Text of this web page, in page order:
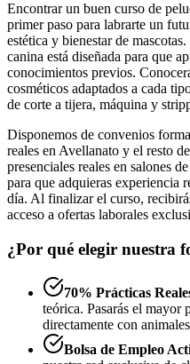
Encontrar un buen curso de
primer paso para labrarte un
estética y bienestar de
canina está diseñada para que
conocimientos previos.
cosméticos adaptados a cada
de corte a tijera, máquina y
Disponemos de convenios
reales en Avellanato y el resto
presenciales reales en salones
para que adquieras experiencia
día. Al finalizar el curso,
acceso a ofertas laborales
¿Por qué elegir nuestra
70% Prácticas
teórica. Pasarás el mayor
directamente con
Bolsa de Empleo